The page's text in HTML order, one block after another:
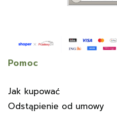
Linki w stopce
Pomoc
Jak kupować
Odstąpienie od umowy